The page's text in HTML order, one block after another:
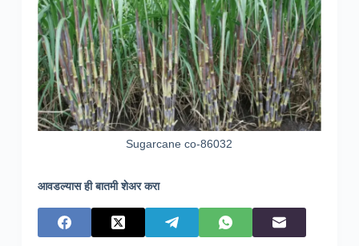
Sugarcane co-86032
आवडल्यास ही बातमी शेअर करा